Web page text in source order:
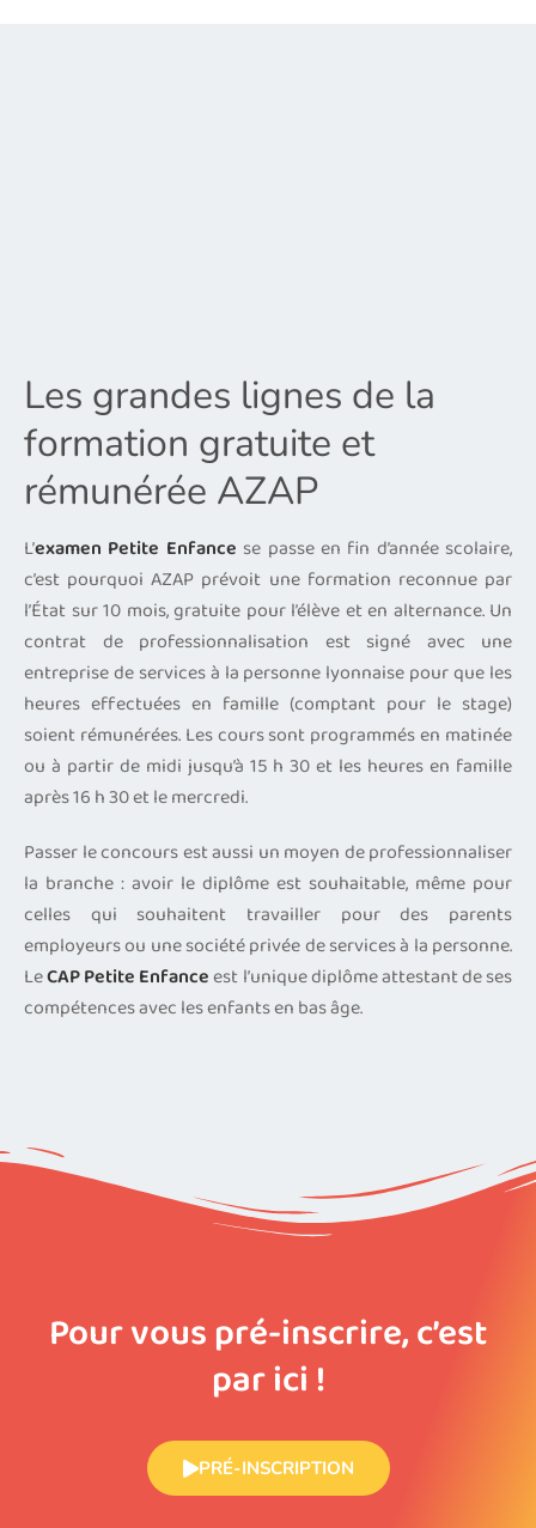
Les grandes lignes de la
formation gratuite et
rémunérée AZAP
L’examen Petite Enfance se passe en fin d’année scolaire,
c’est pourquoi AZAP prévoit une formation reconnue par
l’État sur 10 mois, gratuite pour l’élève et en alternance. Un
contrat de professionnalisation est signé avec une
entreprise de services à la personne lyonnaise pour que les
heures effectuées en famille (comptant pour le stage)
soient rémunérées. Les cours sont programmés en matinée
ou à partir de midi jusqu’à 15 h 30 et les heures en famille
après 16 h 30 et le mercredi.
Passer le concours est aussi un moyen de professionnaliser
la branche : avoir le diplôme est souhaitable, même pour
celles qui souhaitent travailler pour des parents
employeurs ou une société privée de services à la personne.
LeCAP Petite Enfanceest l’unique diplôme attestant de ses
compétences avec les enfants en bas âge.
Pour vous pré-inscrire, c’est
par ici !
PRÉ-INSCRIPTION